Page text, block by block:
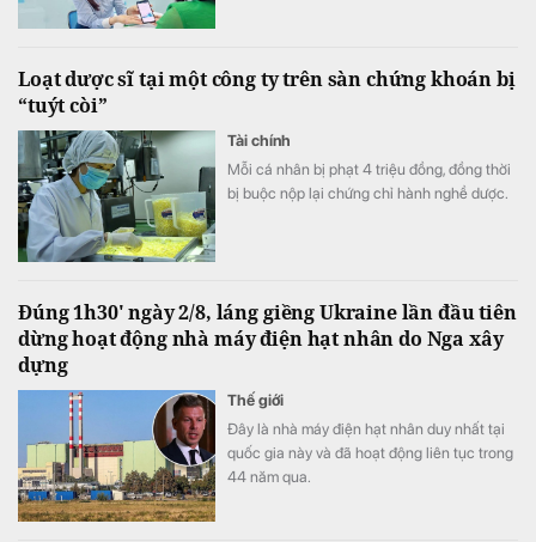
Loạt dược sĩ tại một công ty trên sàn chứng khoán bị
“tuýt còi”
Tài chính
Mỗi cá nhân bị phạt 4 triệu đồng, đồng thời
bị buộc nộp lại chứng chỉ hành nghề dược.
Đúng 1h30' ngày 2/8, láng giềng Ukraine lần đầu tiên
dừng hoạt động nhà máy điện hạt nhân do Nga xây
dựng
Thế giới
Đây là nhà máy điện hạt nhân duy nhất tại
quốc gia này và đã hoạt động liên tục trong
44 năm qua.